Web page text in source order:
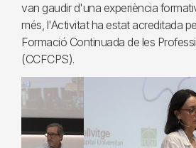
van gaudir d'una experiència
més, l'Activitat ha estat acreditada
Formació Continuada de les
(CCFCPS).